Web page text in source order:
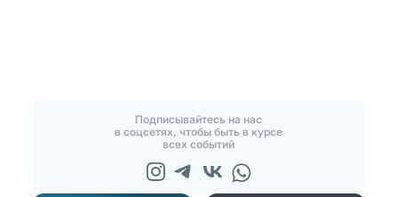
Подписывайтесь на нас
в соцсетях, чтобы быть в курсе
всех событий